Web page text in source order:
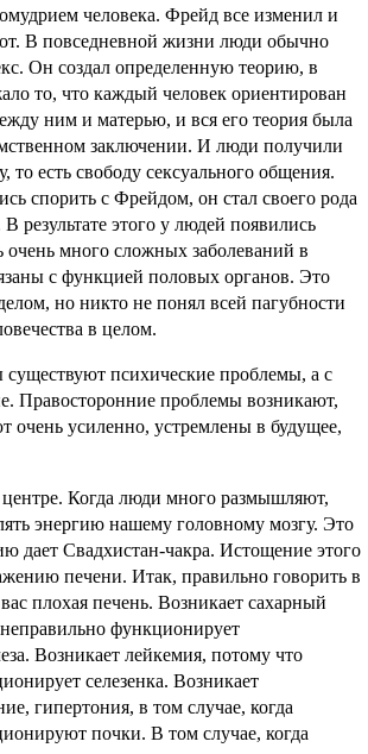
человека. Фрейд все изменил и
В повседневной жизни люди обычно
Он создал определенную теорию, в
то, что каждый человек ориентирован
ним и матерью, и вся его теория была
заключении. И люди получили
то есть свободу сексуального общения.
спорить с Фрейдом, он стал своего рода
результате этого у людей появились
очень много сложных заболеваний в
с функцией половых органов. Это
но никто не понял всей пагубности
в целом.
психические проблемы, а с
Правосторонние проблемы возникают,
очень усиленно, устремлены в будущее,
центре. Когда люди много размышляют,
энергию нашему головному мозгу. Это
дает Свадхистан-чакра. Истощение этого
печени. Итак, правильно говорить в
плохая печень. Возникает сахарный
функционирует
Возникает лейкемия, потому что
селезенка. Возникает
гипертония, в том слyчае, когда
почки. В том случае, когда